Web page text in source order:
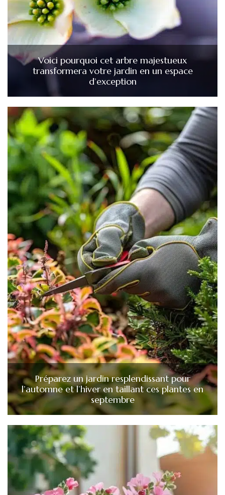
Voici pourquoi cet arbre majestueux
transformera votre jardin en un espace
d’exception
Préparez un jardin resplendissant pour
l’automne et l’hiver en taillant ces plantes en
septembre